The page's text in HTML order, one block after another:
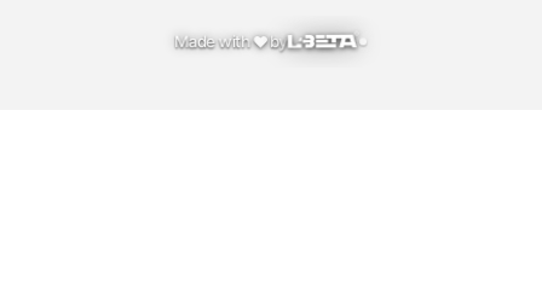
Made with♥by